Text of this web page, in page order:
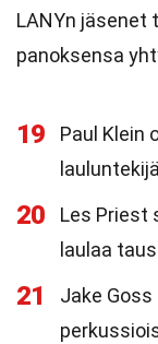
LANYn jäsenet
panoksensa
19
Paul Klein
20
Les Priest
laulaa
21
Jake